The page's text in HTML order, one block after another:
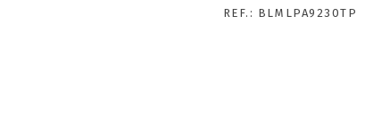
REF.: BLMLPA9230TP